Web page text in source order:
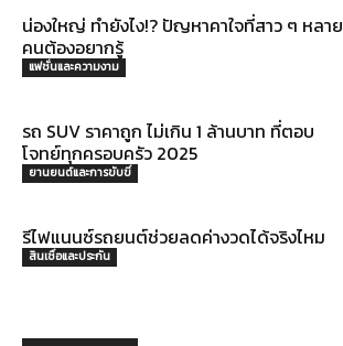
น่องใหญ่ ทำยังไง!? ปัญหาคาใจที่สาว ๆ หลาย
คนต้องอยากรู้
แฟชั่นและความงาม
รถ SUV ราคาถูก ไม่เกิน 1 ล้านบาท ที่ตอบ
โจทย์ทุกครอบครัว 2025
ยานยนต์และการขับขี่
รีไฟแนนซ์รถยนต์ช่วยลดค่างวดได้จริงไหม
สินเชื่อและประกัน